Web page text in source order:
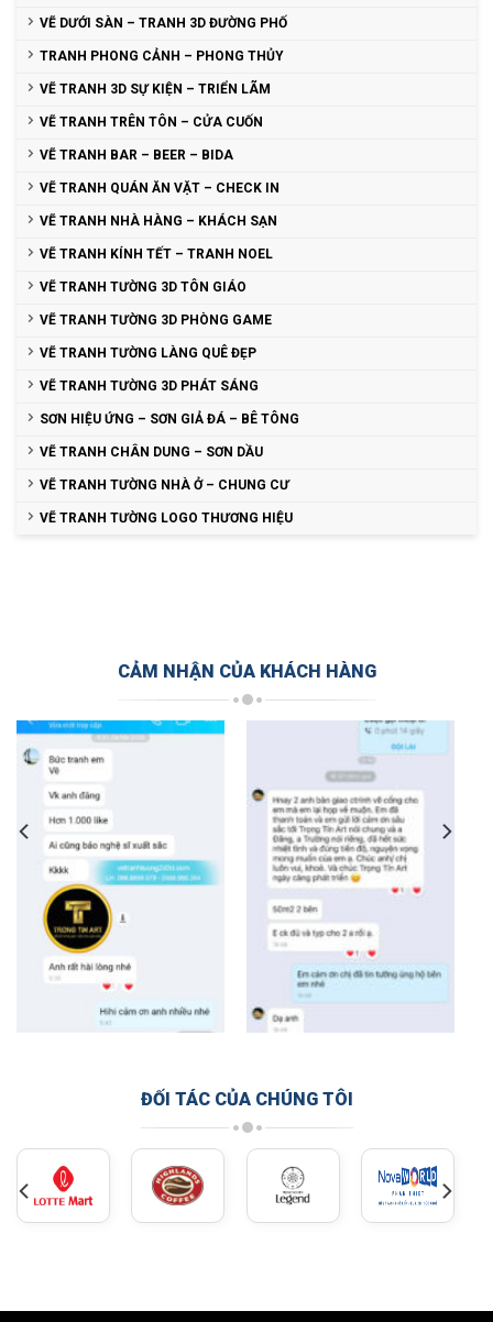
VẼ DƯỚI SÀN – TRANH 3D ĐƯỜNG PHỐ
TRANH PHONG CẢNH – PHONG THỦY
VẼ TRANH 3D SỰ KIỆN – TRIỂN LÃM
VẼ TRANH TRÊN TÔN – CỬA CUỐN
VẼ TRANH BAR – BEER – BIDA
VẼ TRANH QUÁN ĂN VẶT – CHECK IN
VẼ TRANH NHÀ HÀNG – KHÁCH SẠN
VẼ TRANH KÍNH TẾT – TRANH NOEL
VẼ TRANH TƯỜNG 3D TÔN GIÁO
VẼ TRANH TƯỜNG 3D PHÒNG GAME
VẼ TRANH TƯỜNG LÀNG QUÊ ĐẸP
VẼ TRANH TƯỜNG 3D PHÁT SÁNG
SƠN HIỆU ỨNG – SƠN GIẢ ĐÁ – BÊ TÔNG
VẼ TRANH CHÂN DUNG – SƠN DẦU
VẼ TRANH TƯỜNG NHÀ Ở – CHUNG CƯ
VẼ TRANH TƯỜNG LOGO THƯƠNG HIỆU
CẢM NHẬN CỦA KHÁCH HÀNG
ĐỐI TÁC CỦA CHÚNG TÔI